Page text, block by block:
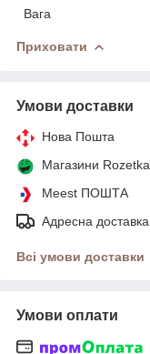
Вага
Приховати
Умови доставки
Нова Пошта
Магазини Rozetka
Meest ПОШТА
Адресна доставка
Всі умови доставки
Умови оплати